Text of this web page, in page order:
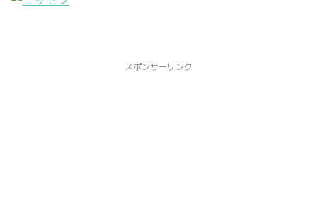
スポンサーリンク